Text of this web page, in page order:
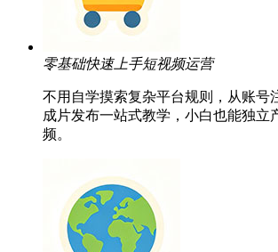
零基础快速上手短视频运营
不用自学摸索复杂平台规则，从账号
成片发布一站式教学，小白也能独立
频。